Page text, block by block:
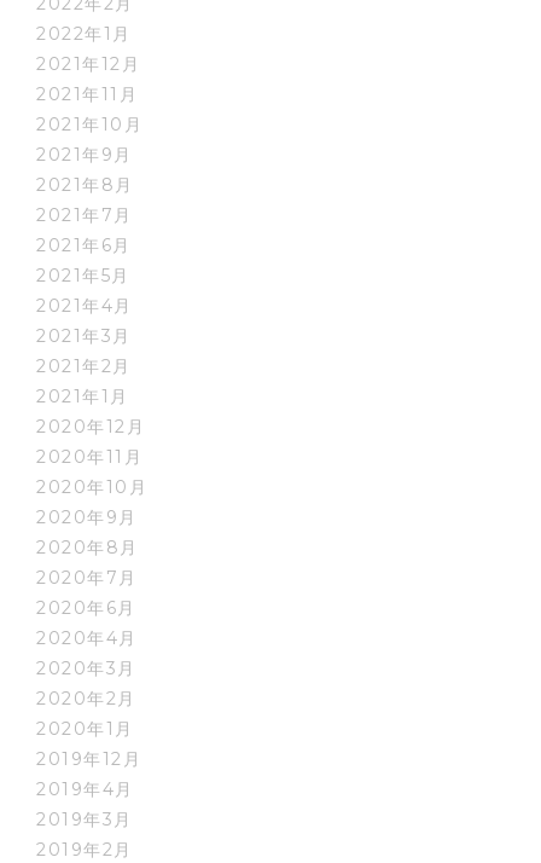
2022年1月
2021年12月
2021年11月
2021年10月
2021年9月
2021年8月
2021年7月
2021年6月
2021年5月
2021年4月
2021年3月
2021年2月
2021年1月
2020年12月
2020年11月
2020年10月
2020年9月
2020年8月
2020年7月
2020年6月
2020年4月
2020年3月
2020年2月
2020年1月
2019年12月
2019年4月
2019年3月
2019年2月